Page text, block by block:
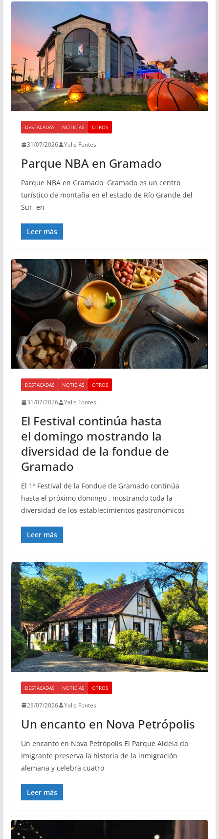
DESTACADAS NOTICIAS OTROS
31/07/2026 Yalis Fontes
Parque NBA en Gramado
Parque NBA en Gramado Gramado es un centro
turístico de montaña en el estado de Río Grande del
Sur, en
Leer más
DESTACADAS NOTICIAS OTROS
31/07/2026 Yalis Fontes
El Festival continúa hasta
el domingo mostrando la
diversidad de la fondue de
Gramado
El 1º Festival de la Fondue de Gramado continúa
hasta el próximo domingo , mostrando toda la
diversidad de los establecimientos gastronómicos
Leer más
DESTACADAS NOTICIAS OTROS
28/07/2026 Yalis Fontes
Un encanto en Nova Petrópolis
Un encanto en Nova Petrópolis El Parque Aldeia do
Imigrante preserva la historia de la inmigración
alemana y celebra cuatro
Leer más